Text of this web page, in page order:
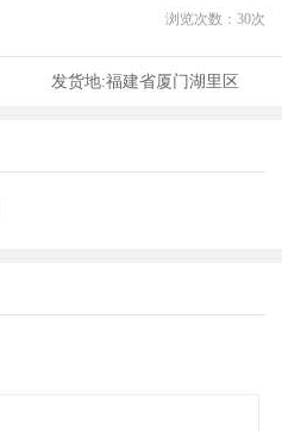
浏览次数： 30次
发货地:福建省厦门湖里区